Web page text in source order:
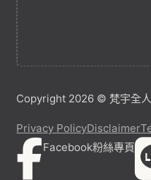
Copyright 2026 © 梵宇全
Privacy PolicyDisclaimer
Facebook粉絲專頁